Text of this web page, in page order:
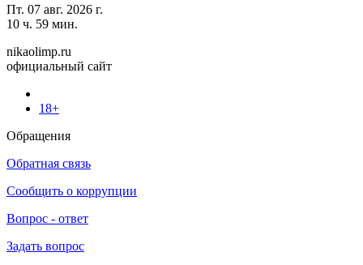
Пт. 07 авг. 2026 г.
10 ч. 59 мин.
nikaolimp.ru
официальный сайт
18+
Обращения
Обратная связь
Сообщить о коррупции
Вопрос - ответ
Задать вопрос